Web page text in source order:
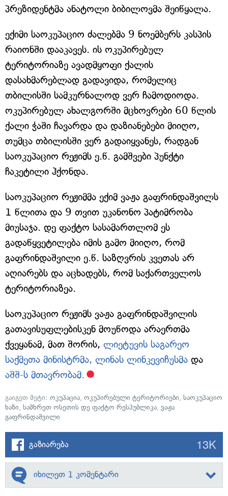
პრეზიდენტმა ანატოლი ბიბილოვმა შეიწყალა.
ექიმი საოკუპაციო ძალებმა 9 ნოემბერს კასპის
რაიონში დააკავეს. ის ოკუპირებულ
ტერიტორიაზე ავადმყოფი ქალის
დასახმარებლად გადავიდა, რომელიც
თბილისში სამკურნალოდ ვერ ჩამოდიოდა.
ოკუპირებულ ახალგორში მცხოვრები 60 წლის
ქალი ჭაში ჩავარდა და დაზიანებები მიიღო,
თუმცა თბილისში ვერ გადაიყვანეს, რადგან
საოკუპაციო რეჟიმს ე.წ. გამშვები პუნქტი
ჩაკეტილი ჰქონდა.
საოკუპაციო რეჟიმმა ექიმ ვაჟა გაფრინდაშვილს
1 წლითა და 9 თვით უკანონო პატიმრობა
მიუსაჯა. დე ფაქტო სასამართლომ ეს
გადაწყვეტილება იმის გამო მიიღო, რომ
გაფრინდაშვილი ე.წ. საზღვრის კვეთას არ
აღიარებს და აცხადებს, რომ საქართველოს
ტერიტორიაზეა.
საოკუპაციო რეჟიმს ვაჟა გაფრინდაშვილის
გათავისუფლებისკენ მოუწოდა არაერთმა
ქვეყანამ, მათ შორის, ლიეტუვის საგარეო
საქმეთა მინისტრმა, ლინას ლინკევიჩუსმა და
აშშ-ს მთავრობამ.
გაიგეთ მეტი: ოკუპაცია, ოკუპირებული ტერიტორიები, საოკუპაციო
ხაზი, სამხრეთ ოსეთის დე ფაქტო რესპუბლიკა, ვაჟა
გაფრინდაშვილი
გაზიარება 13K
იხილეთ 1 კომენტარი